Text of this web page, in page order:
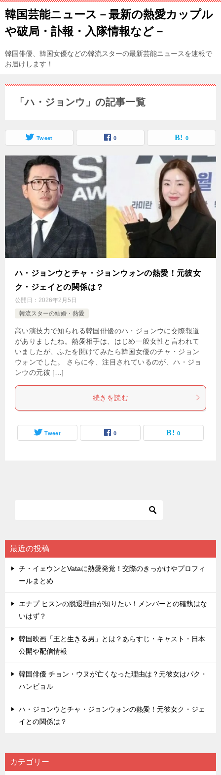
韓国芸能ニュース－最新の熱愛カップル
や破局・訃報・入隊情報など－
韓国俳優、韓国女優などの韓流スターの最新芸能ニュースを速報で
お届けします！
「ハ・ジョンウ」の記事一覧
Tweet 0 0
ハ・ジョンウとチャ・ジョンウォンの熱愛！元彼女
ク・ジェイとの関係は？
公開日： 2026年2月5日
韓流スターの結婚・熱愛
高い演技力で知られる韓国俳優のハ・ジョンウに交際報道
がありましたね。熱愛相手は、はじめ一般女性と言われて
いましたが、ふたを開けてみたら韓国女優のチャ・ジョン
ウォンでした。 さらに今、注目されているのが、ハ・ジョ
ンウの元彼 […]
続きを読む
Tweet 0 0
最近の投稿
チ・イェウンとVataに熱愛発覚！交際のきっかけやプロフィ
ールまとめ
エナプ ヒスンの脱退理由が知りたい！メンバーとの確執はな
いはず？
韓国映画「王と生きる男」とは？あらすじ・キャスト・日本
公開や配信情報
韓国俳優 チョン・ウヌが亡くなった理由は？元彼女はパク・
ハンビョル
ハ・ジョンウとチャ・ジョンウォンの熱愛！元彼女ク・ジェ
イとの関係は？
カテゴリー